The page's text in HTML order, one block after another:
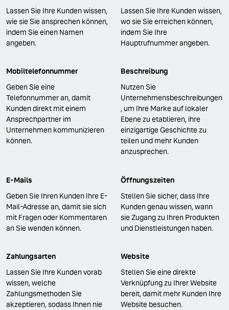
Lassen Sie Ihre Kunden wissen,
wie sie Sie ansprechen können,
indem Sie einen Namen
angeben.
Lassen Sie Ihre Kunden wissen,
wo sie Sie erreichen können,
indem Sie Ihre
Hauptrufnummer angeben.
Mobiltelefonnummer
Geben Sie eine
Telefonnummer an, damit
Kunden direkt mit einem
Ansprechpartner im
Unternehmen kommunizieren
können.
Beschreibung
Nutzen Sie
Unternehmensbeschreibungen
, um Ihre Marke auf lokaler
Ebene zu etablieren, ihre
einzigartige Geschichte zu
teilen und mehr Kunden
anzusprechen.
E-Mails
Geben Sie Ihren Kunden Ihre E-
Mail-Adresse an, damit sie sich
mit Fragen oder Kommentaren
an Sie wenden können.
Öffnungszeiten
Stellen Sie sicher, dass Ihre
Kunden genau wissen, wann
sie Zugang zu Ihren Produkten
und Dienstleistungen haben.
Zahlungsarten
Lassen Sie Ihre Kunden vorab
wissen, welche
Zahlungsmethoden Sie
akzeptieren, sodass Ihnen nie
Website
Stellen Sie eine direkte
Verknüpfung zu Ihrer Website
bereit, damit mehr Kunden Ihre
Website besuchen.